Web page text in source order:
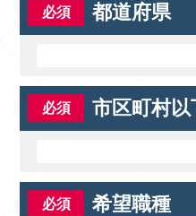
都道府県
市区町村以
希望職種